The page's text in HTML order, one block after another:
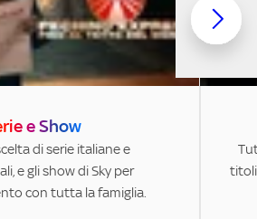
e Show
di serie italiane e
e gli show di Sky per
con tutta la famiglia.
titoli